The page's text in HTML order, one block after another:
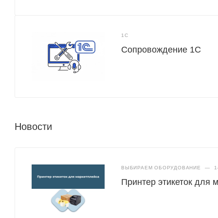
1С
Сопровождение 1С
Новости
ВЫБИРАЕМ ОБОРУДОВАНИЕ —
Принтер этикеток для